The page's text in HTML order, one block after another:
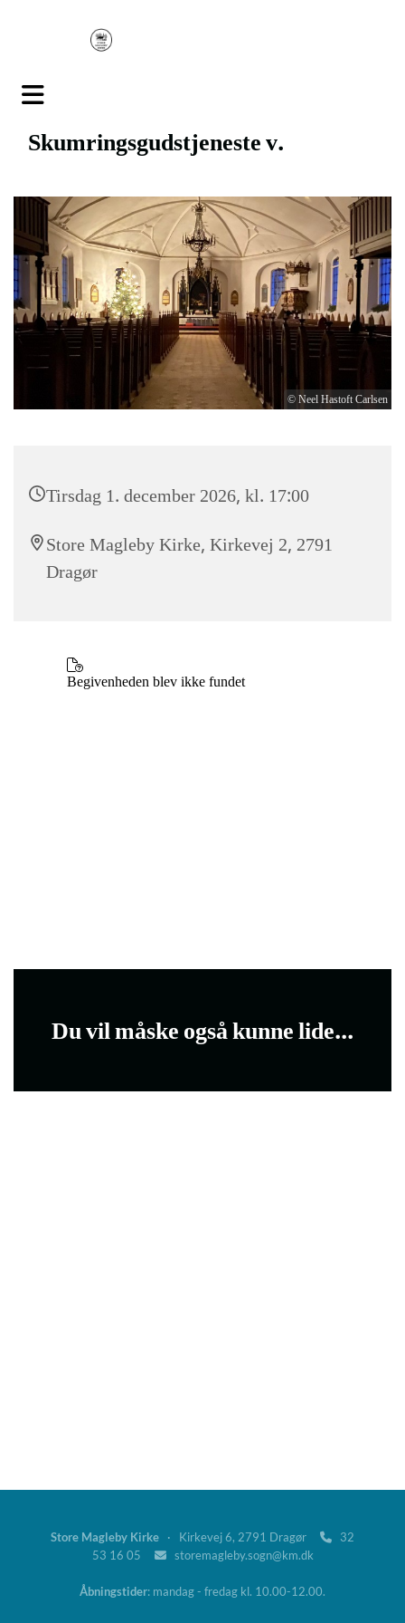
Skumringsgudstjeneste v.
© Neel Hastoft Carlsen
Tirsdag 1. december 2026, kl. 17:00
Store Magleby Kirke, Kirkevej 2, 2791
Dragør
Du vil måske også kunne lide...
Store Magleby Kirke · Kirkevej 6, 2791 Dragør 
32
53 16 05
storemagleby.sogn@km.dk
Åbningstider: mandag - fredag kl. 10.00-12.00.